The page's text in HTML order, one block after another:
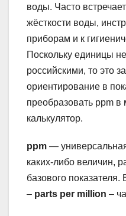
воды. Часто
жёсткости воды,
приборам и к
Поскольку единицы
российскими, то это
ориентирование в
преобразовать ppm в
калькулятор.
ppm —
каких-либо величин,
базового показателя.
– parts per million –